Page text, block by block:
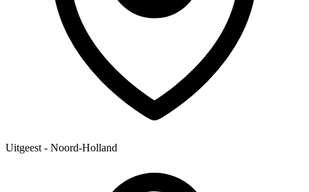
Uitgeest - Noord-Holland